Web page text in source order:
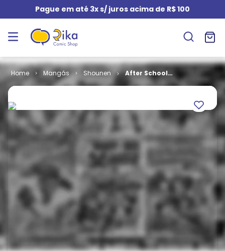
Pague em até 3x s/ juros acima de R$ 100
Mangás Shounen
After School
of The Earth #